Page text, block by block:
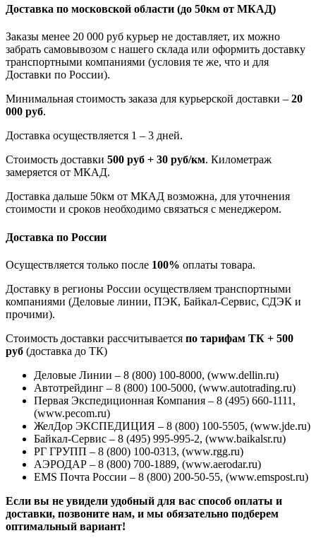
Доставка по московской области (до 50км от МКАД)
Заказы менее 20 000 руб курьер не доставляет, их можно
забрать самовывозом с нашего склада или оформить доставку
транспортными компаниями (условия те же, что и для
Доставки по России).
Минимальная стоимость заказа для курьерской доставки – 20
000 руб.
Доставка осуществляется 1 – 3 дней.
Стоимость доставки 500 руб + 30 руб/км. Километраж
замеряется от МКАД.
Доставка дальше 50км от МКАД возможна, для уточнения
стоимости и сроков необходимо связаться с менеджером.
Доставка по России
Осуществляется только после 100% оплаты товара.
Доставку в регионы России осуществляем транспортными
компаниями (Деловые линии, ПЭК, Байкал-Сервис, СДЭК и
прочими).
Стоимость доставки рассчитывается по тарифам ТК + 500
руб (доставка до ТК)
Деловые Линии – 8 (800) 100-8000, (www.dellin.ru)
Автотрейдинг – 8 (800) 100-5000, (www.autotrading.ru)
Первая Экспедиционная Компания – 8 (495) 660-1111,
(www.pecom.ru)
ЖелДор ЭКСПЕДИЦИЯ – 8 (800) 100-5505, (www.jde.ru)
Байкал-Сервис – 8 (495) 995-995-2, (www.baikalsr.ru)
РГ ГРУПП – 8 (800) 100-0313, (www.rgg.ru)
АЭРОДАР – 8 (800) 700-1889, (www.aerodar.ru)
EMS Почта России – 8 (800) 200-50-55, (www.emspost.ru)
Если вы не увидели удобный для вас способ оплаты и
доставки, позвоните нам, и мы обязательно подберем
оптимальный вариант!